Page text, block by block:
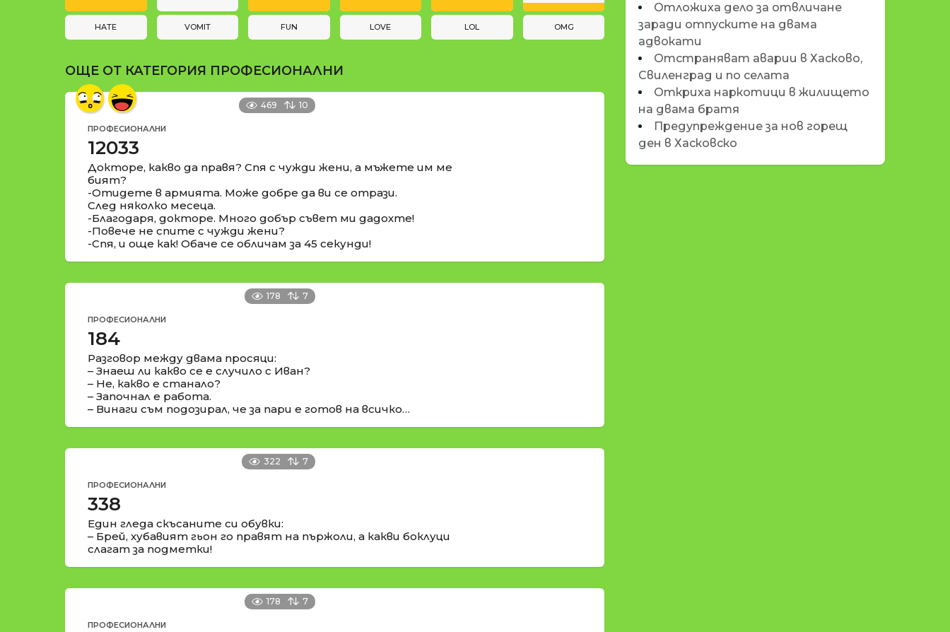
t
i
n
HATE VOMIT FUN LOVE LOL OMG
ОЩЕ ОТ КАТЕГОРИЯ ПРОФЕСИОНАЛНИ
469 10
ПРОФЕСИОНАЛНИ
12033
Докторе, какво да правя? Спя с чужди жени, а мъжете им ме
бият?
-Отидете в армията. Може добре да ви се отрази.
След няколко месеца.
-Благодаря, докторе. Много добър съвет ми дадохте!
-Повече не спите с чужди жени?
-Спя, и още как! Обаче се обличам за 45 секунди!
178 7
ПРОФЕСИОНАЛНИ
184
Разговор между двама просяци:
– Знаеш ли какво се е случило с Иван?
– Не, какво е станало?
– Започнал е работа.
– Винаги съм подозирал, че за пари е готов на всичко…
322 7
ПРОФЕСИОНАЛНИ
338
Един гледа скъсаните си обувки:
– Брей, хубавият гьон го правят на пържоли, а какви боклуци
слагат за подметки!
178 7
ПРОФЕСИОНАЛНИ
Отложиха дело за отвличане
заради отпуските на двама
адвокати
Отстраняват аварии в Хасково,
Свиленград и по селата
Откриха наркотици в жилището
на двама братя
Предупреждение за нов горещ
ден в Хасковско